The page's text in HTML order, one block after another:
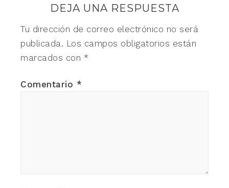
DEJA UNA RESPUESTA
Tu dirección de correo electrónico no será
publicada. Los campos obligatorios están
marcados con *
Comentario *